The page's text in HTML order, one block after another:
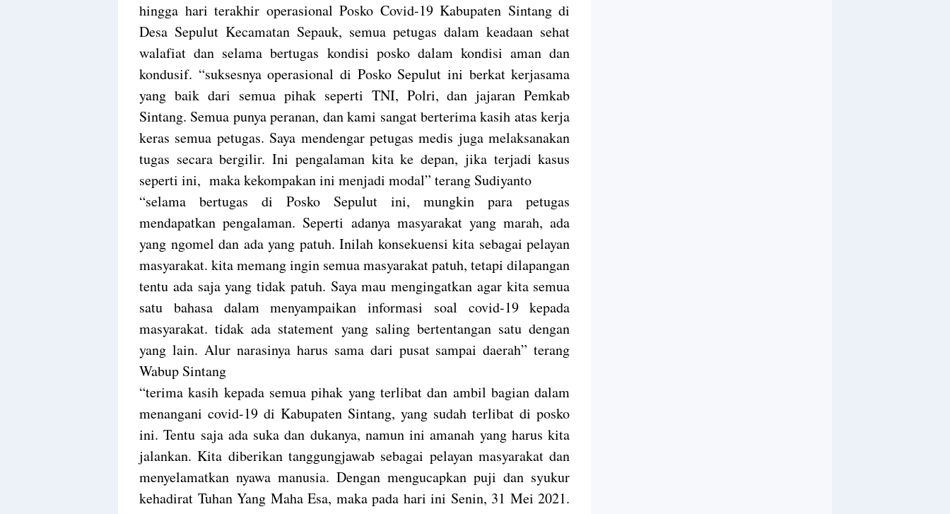
hingga hari terakhir operasional Posko Covid-19 Kabupaten Sintang di
Desa Sepulut Kecamatan Sepauk, semua petugas dalam keadaan sehat
walafiat dan selama bertugas kondisi posko dalam kondisi aman dan
kondusif. “suksesnya operasional di Posko Sepulut ini berkat kerjasama
yang baik dari semua pihak seperti TNI, Polri, dan jajaran Pemkab
Sintang. Semua punya peranan, dan kami sangat berterima kasih atas kerja
keras semua petugas. Saya mendengar petugas medis juga melaksanakan
tugas secara bergilir. Ini pengalaman kita ke depan, jika terjadi kasus
seperti ini, maka kekompakan ini menjadi modal” terang Sudiyanto
“selama bertugas di Posko Sepulut ini, mungkin para petugas
mendapatkan pengalaman. Seperti adanya masyarakat yang marah, ada
yang ngomel dan ada yang patuh. Inilah konsekuensi kita sebagai pelayan
masyarakat. kita memang ingin semua masyarakat patuh, tetapi dilapangan
tentu ada saja yang tidak patuh. Saya mau mengingatkan agar kita semua
satu bahasa dalam menyampaikan informasi soal covid-19 kepada
masyarakat. tidak ada statement yang saling bertentangan satu dengan
yang lain. Alur narasinya harus sama dari pusat sampai daerah” terang
Wabup Sintang
“terima kasih kepada semua pihak yang terlibat dan ambil bagian dalam
menangani covid-19 di Kabupaten Sintang, yang sudah terlibat di posko
ini. Tentu saja ada suka dan dukanya, namun ini amanah yang harus kita
jalankan. Kita diberikan tanggungjawab sebagai pelayan masyarakat dan
menyelamatkan nyawa manusia. Dengan mengucapkan puji dan syukur
kehadirat Tuhan Yang Maha Esa, maka pada hari ini Senin, 31 Mei 2021.